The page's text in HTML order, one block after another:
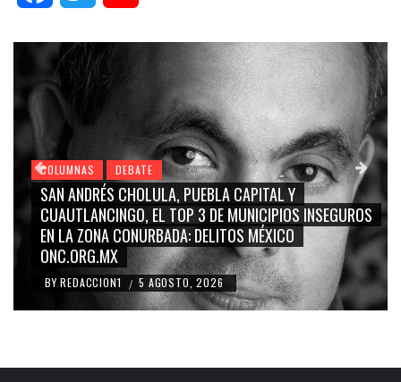
COLUMNAS DEBATE
GRACE PALOMARES, NAY SALVATORI, SERGIO MAYER,
CARMEN SALINAS “LA CORCHOLATA”, CUAUHTÉMOC
BLANCO, SILVIA PINAL: LA TRIVIALIZACIÓN Y
RIDICULIZACIÓN DE LA REPRESENTACIÓN CIUDADANA
BY REDACCION1 / 4 AGOSTO, 2026